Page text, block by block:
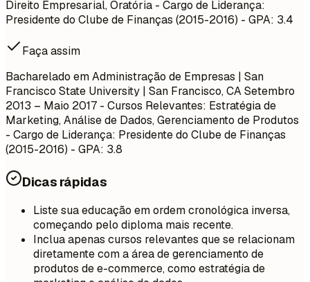
Direito Empresarial, Oratória - Cargo de Liderança:
Presidente do Clube de Finanças (2015-2016) - GPA: 3.4
Faça assim
Bacharelado em Administração de Empresas | San
Francisco State University | San Francisco, CASetembro
2013 – Maio 2017 - Cursos Relevantes: Estratégia de
Marketing, Análise de Dados, Gerenciamento de Produtos
- Cargo de Liderança: Presidente do Clube de Finanças
(2015-2016) - GPA: 3.8
Dicas rápidas
Liste sua educação em ordem cronológica inversa,
começando pelo diploma mais recente.
Inclua apenas cursos relevantes que se relacionam
diretamente com a área de gerenciamento de
produtos de e-commerce, como estratégia de